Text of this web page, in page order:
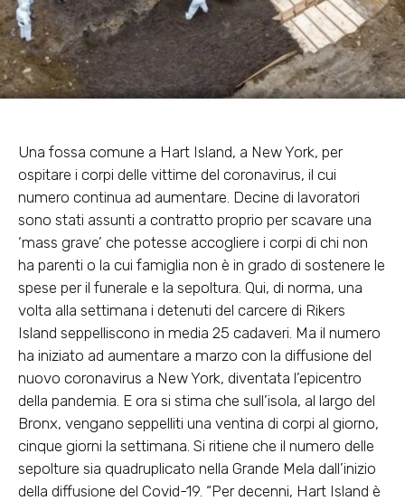
Una fossa comune a Hart Island, a New York, per
ospitare i corpi delle vittime del coronavirus, il cui
numero continua ad aumentare. Decine di lavoratori
sono stati assunti a contratto proprio per scavare una
‘mass grave’ che potesse accogliere i corpi di chi non
ha parenti o la cui famiglia non è in grado di sostenere le
spese per il funerale e la sepoltura. Qui, di norma, una
volta alla settimana i detenuti del carcere di Rikers
Island seppelliscono in media 25 cadaveri. Ma il numero
ha iniziato ad aumentare a marzo con la diffusione del
nuovo coronavirus a New York, diventata l’epicentro
della pandemia. E ora si stima che sull’isola, al largo del
Bronx, vengano seppelliti una ventina di corpi al giorno,
cinque giorni la settimana. Si ritiene che il numero delle
sepolture sia quadruplicato nella Grande Mela dall’inizio
della diffusione del Covid-19. “Per decenni, Hart Island è